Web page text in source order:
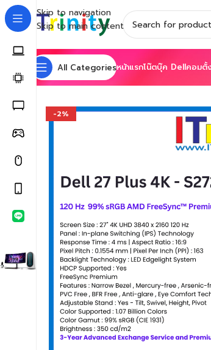
Skip to navigation
Skip to main content
All Categoriesหน้าแรกโน๊ตบุ๊ค Dellคอมตั้
Home Shop Monitors
-2%